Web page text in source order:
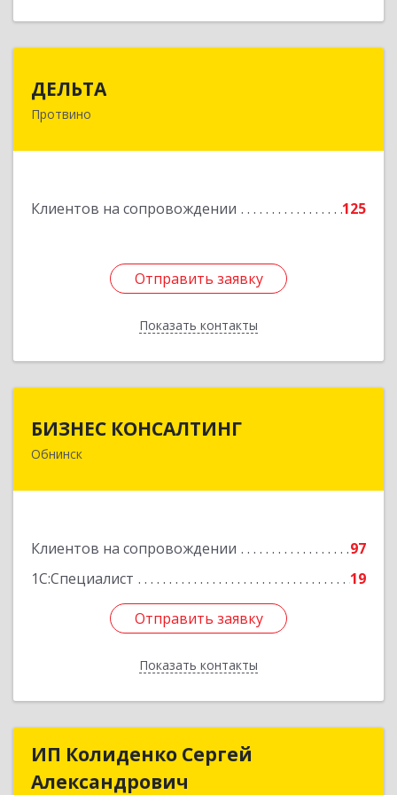
ДЕЛЬТА
Протвино
Клиентов на сопровождении 125
Отправить заявку
Показать контакты
Отправить заявку
Назад
БИЗНЕС КОНСАЛТИНГ
Обнинск
Клиентов на сопровождении
97
1С:Специалист
19
Отправить заявку
Показать контакты
249032, Калужская обл, Обнинск г, Курчатова ул,
Отправить заявку
Назад
ИП Колиденко Сергей
Александрович
ИП Колиденко Сергей